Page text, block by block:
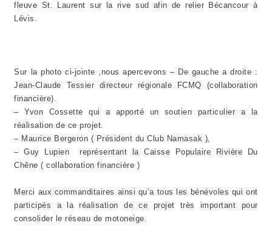
fleuve St. Laurent sur la rive sud afin de relier Bécancour à
Lévis.
Sur la photo ci-jointe ,nous apercevons – De gauche a droite :
Jean-Claude Tessier directeur régionale FCMQ (collaboration
financière).
– Yvon Cossette qui a apporté un soutien particulier a la
réalisation de ce projet.
– Maurice Bergeron ( Président du Club Namasak ),
– Guy Lupien représentant la Caisse Populaire Rivière Du
Chêne ( collaboration financière )
Merci aux commanditaires ainsi qu’a tous les bénévoles qui ont
participés a la réalisation de ce projet très important pour
consolider le réseau de motoneige.